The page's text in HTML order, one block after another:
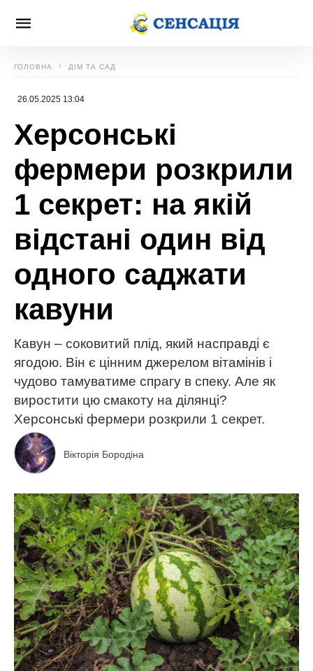
ГОЛОВНА ДІМ ТА САД
26.05.2025 13:04
Херсонські
фермери розкрили
1 секрет: на якій
відстані один від
одного саджати
кавуни
Кавун – соковитий плід, який насправді є
ягодою. Він є цінним джерелом вітамінів і
чудово тамуватиме спрагу в спеку. Але як
виростити цю смакоту на ділянці?
Херсонські фермери розкрили 1 секрет.
Вікторія Бородіна